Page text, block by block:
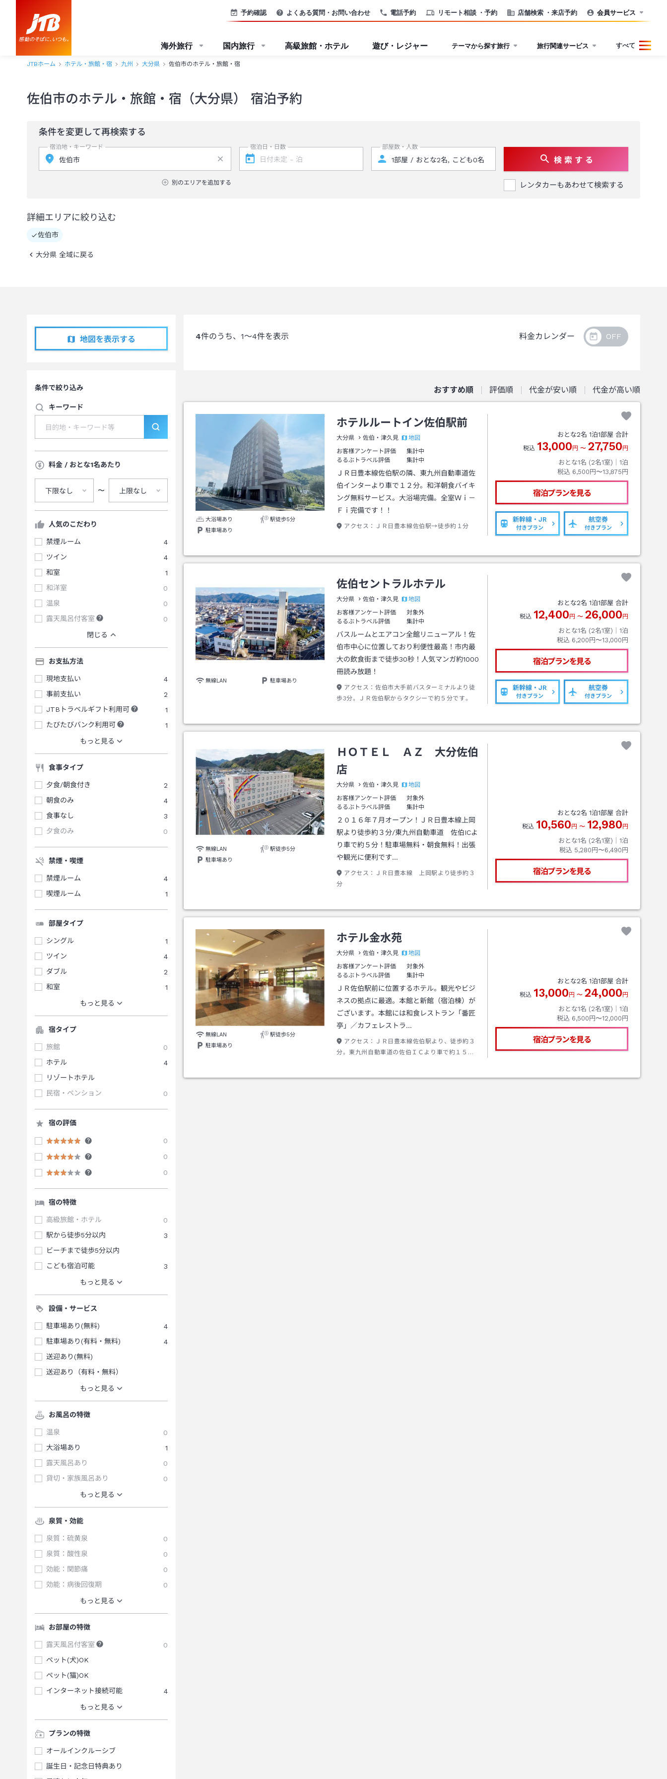
電話予約 リモート相談 ・予約 店舗検索 ・来店予約
予約確認 よくある質問・お問い合わせ 会員サービス
海外旅行 国内旅行 高級旅館・ホテル 遊び・レジャー テーマから探す旅行 旅行関連サービス すべて
JTBホーム ホテル・旅館・宿 九州 大分県 佐伯市のホテル・旅館・宿
佐伯市のホテル・旅館・宿（大分県） 宿泊予約
条件を変更して再検索する
宿泊地・キーワード
別のエリアを追加する
宿泊日・日数 部屋数・人数
検 索 す る
レンタカーもあわせて検索する
詳細エリアに絞り込む
佐伯市
大分県 全域に戻る
地図を表示する
条件で絞り込み
キーワード
料金 / おとな1名あたり
下限なし 〜 上限なし
人気のこだわり
禁煙ルーム
4
ツイン
4
和室
1
和洋室
0
温泉
0
露天風呂付客室
0
閉じる
お支払方法
現地支払い
4
事前支払い
2
JTBトラベルギフト利用可
1
たびたびバンク利用可
1
もっと見る
食事タイプ
夕食/朝食付き
2
朝食のみ
4
食事なし
3
夕食のみ
0
禁煙・喫煙
禁煙ルーム
4
喫煙ルーム
1
部屋タイプ
シングル
1
ツイン
4
ダブル
2
和室
1
もっと見る
宿タイプ
旅館
0
ホテル
4
リゾートホテル
民宿・ペンション
0
宿の評価
0
0
0
宿の特徴
高級旅館・ホテル
0
駅から徒歩5分以内
3
ビーチまで徒歩5分以内
こども宿泊可能
3
もっと見る
設備・サービス
駐車場あり(無料)
4
駐車場あり(有料・無料)
4
送迎あり(無料)
送迎あり（有料・無料）
もっと見る
お風呂の特徴
温泉
0
大浴場あり
1
露天風呂あり
0
貸切・家族風呂あり
0
もっと見る
泉質・効能
泉質：硫黄泉
0
泉質：酸性泉
0
効能：関節痛
0
効能：病後回復期
0
もっと見る
お部屋の特徴
露天風呂付客室
0
ペット(犬)OK
ペット(猫)OK
インターネット接続可能
4
もっと見る
プランの特徴
オールインクルーシブ
誕生日・記念日特典あり
4件のうち、 1～4件を表示 料金カレンダー
おすすめ順 評価順 代金が安い順 代金が高い順
大浴場あり
駅徒歩5分
駐車場あり
ホテルルートイン佐伯駅前
大分県 佐伯・津久見
地図
お客様アンケート評価
集計中
るるぶトラベル評価
集計中
ＪＲ日豊本線佐伯駅の隣、東九州自動車道佐
伯インターより車で１２分。和洋朝食バイキ
ング無料サービス。大浴場完備。全室Ｗｉ－
Ｆｉ完備です！！
アクセス： ＪＲ日豊本線佐伯駅→徒歩約１分
おとな2名 1泊1部屋 合計
税込 13,000 円 〜 27,750 円
おとな1名 (2名1室)｜ 1泊
税込 6,500円〜13,875円
宿泊プランを見る
新幹線・JR
付きプラン
航空券
付きプラン
無線LAN 駐車場あり
佐伯セントラルホテル
大分県 佐伯・津久見
地図
お客様アンケート評価
対象外
るるぶトラベル評価
集計中
バスルームとエアコン全館リニューアル！佐
伯市中心に位置しており利便性最高！市内最
大の飲食街まで徒歩30秒！人気マンガ約1000
冊読み放題！
アクセス： 佐伯市大手前バスターミナルより徒
歩3分。ＪＲ佐伯駅からタクシーで約５分です。
おとな2名 1泊1部屋 合計
税込 12,400 円 〜 26,000 円
おとな1名 (2名1室)｜ 1泊
税込 6,200円〜13,000円
宿泊プランを見る
新幹線・JR
付きプラン
航空券
付きプラン
無線LAN
駅徒歩5分
駐車場あり
ＨＯＴＥＬ ＡＺ 大分佐伯
店
大分県 佐伯・津久見
地図
お客様アンケート評価
対象外
るるぶトラベル評価
集計中
２０１６年７月オープン！ＪＲ日豊本線上岡
駅より徒歩約３分/東九州自動車道 佐伯ICよ
り車で約５分！駐車場無料・朝食無料！出張
や観光に便利です…
アクセス：
ＪＲ日豊本線 上岡駅より徒歩約３
分
おとな2名 1泊1部屋 合計
税込 10,560 円 〜 12,980 円
おとな1名 (2名1室)｜ 1泊
税込 5,280円〜6,490円
宿泊プランを見る
無線LAN
駅徒歩5分
駐車場あり
ホテル金水苑
大分県 佐伯・津久見
地図
お客様アンケート評価
対象外
るるぶトラベル評価
集計中
ＪＲ佐伯駅前に位置するホテル。観光やビジ
ネスの拠点に最適。本館と新館（宿泊棟）が
ございます。本館には和食レストラン「番匠
亭」／カフェレストラ…
アクセス：
ＪＲ日豊本線佐伯駅より、徒歩約３
分。東九州自動車道の佐伯ＩＣより車で約１５
おとな2名 1泊1部屋 合計
税込 13,000 円 〜 24,000 円
おとな1名 (2名1室)｜ 1泊
税込 6,500円〜12,000円
宿泊プランを見る